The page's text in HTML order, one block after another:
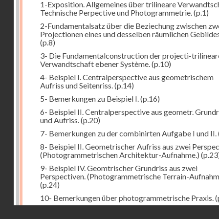
1-Exposition. Allgemeines über trilineare
Technische Perpective und Photogrammetrie. (p.1)
2-Fundamentalsatz über die Beziechung zwischen
Projectionen eines und desselben räumlichen
(p.8)
3- Die Fundamentalconstruction der projecti-
Verwandtschaft ebener Système. (p.10)
4- Beispiel I. Centralperspective aus geometrischem
Aufriss und Seitenriss. (p.14)
5- Bemerkungen zu Beispiel I. (p.16)
6- Beispiel II. Centralperspective aus geometr.
und Aufriss. (p.20)
7- Bemerkungen zu der combinirten Aufgabe I und II.
8- Beispiel II. Geometrischer Aufriss aus zwei
(Photogrammetrischen Architektur-Aufnahme.)
9- Beispiel IV. Geomtrischer Grundriss aus zwei
Perspectiven. (Photogrammetrische Terrain-
(p.24)
10- Bemerkungen über photogrammetrische Praxis.